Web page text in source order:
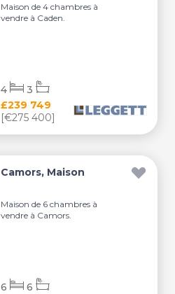
Maison de 4 chambres à
vendre à Caden.
£239 749
[€275 400]
4 3
Camors, Maison
Maison de 6 chambres à
vendre à Camors.
6 6